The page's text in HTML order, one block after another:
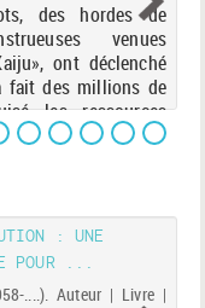
des hordes de
venues
ont déclenché
fait des millions de
les ressources
pendant des
: UNE
POUR ...
....). Auteur | Livre |